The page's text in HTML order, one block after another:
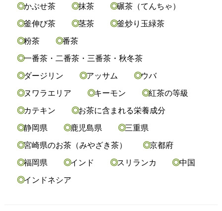
かぶせ茶 抹茶 碾茶（てんちゃ）
釜伸び茶 茎茶 釜炒り玉緑茶
粉茶 番茶
一番茶・二番茶・三番茶・秋冬茶
ダージリン アッサム ウバ
ヌワラエリア キーモン 紅茶の等級
カテキン お茶に含まれる栄養成分
静岡県 鹿児島県 三重県
宮崎県のお茶（みやざき茶） 京都府
福岡県 インド スリランカ 中国
インドネシア